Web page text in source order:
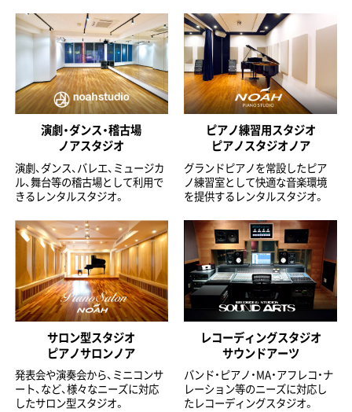
演劇・ダンス・稽古場
ノアスタジオ
演劇、ダンス、バレエ、ミュージカ
ル、舞台等の稽古場として利用で
きるレンタルスタジオ。
ピアノ練習用スタジオ
ピアノスタジオノア
グランドピアノを常設したピア
ノ練習室として快適な音楽環境
を提供するレンタルスタジオ。
サロン型スタジオ
ピアノサロンノア
発表会や演奏会から、ミニコンサ
ート、など、様々なニーズに対応
したサロン型スタジオ。
レコーディングスタジオ
サウンドアーツ
バンド・ピアノ・MA・アフレコ・ナ
レーション等のニーズに対応し
たレコーディングスタジオ。